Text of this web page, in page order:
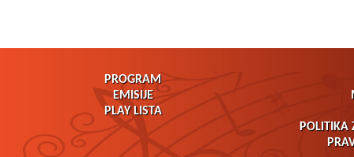
PROGRAM
EMISIJE
PLAY LISTA
POLITIKA